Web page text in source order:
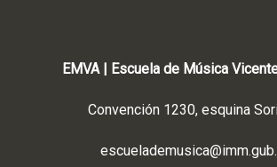
EMVA | Escuela de Música
Convención 1230, esquina